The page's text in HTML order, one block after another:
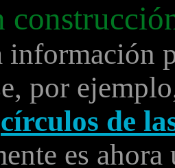
información
por
círculos de
es ahora